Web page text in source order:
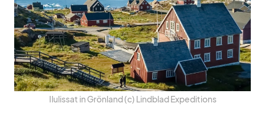
Ilulis­sat in Grön­land (c) Lind­blad Ex­pe­di­ti­ons